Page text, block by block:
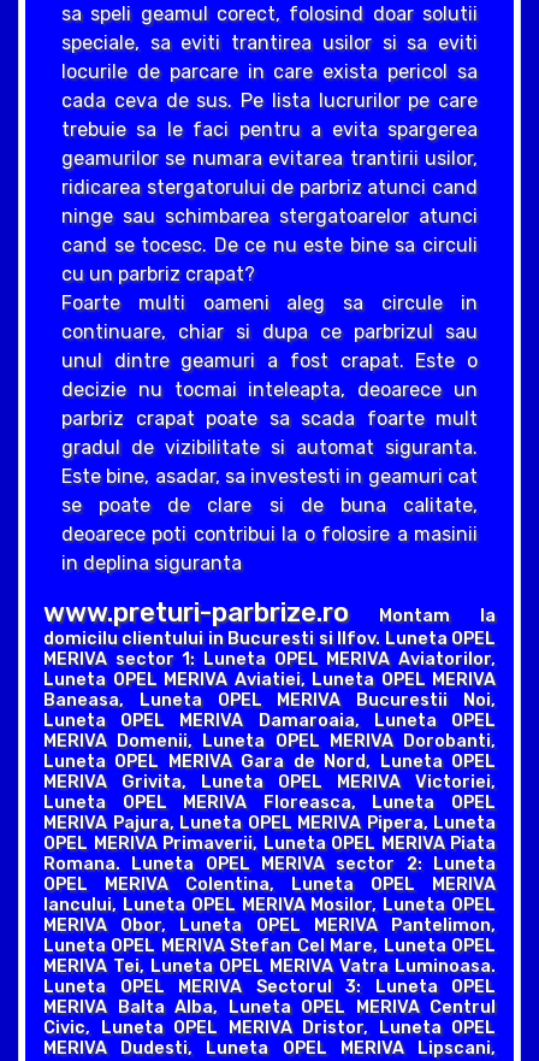
sa speli geamul corect, folosind doar solutii
speciale, sa eviti trantirea usilor si sa eviti
locurile de parcare in care exista pericol sa
cada ceva de sus. Pe lista lucrurilor pe care
trebuie sa le faci pentru a evita spargerea
geamurilor se numara evitarea trantirii usilor,
ridicarea stergatorului de parbriz atunci cand
ninge sau schimbarea stergatoarelor atunci
cand se tocesc. De ce nu este bine sa circuli
cu un parbriz crapat?
Foarte multi oameni aleg sa circule in
continuare, chiar si dupa ce parbrizul sau
unul dintre geamuri a fost crapat. Este o
decizie nu tocmai inteleapta, deoarece un
parbriz crapat poate sa scada foarte mult
gradul de vizibilitate si automat siguranta.
Este bine, asadar, sa investesti in geamuri cat
se poate de clare si de buna calitate,
deoarece poti contribui la o folosire a masinii
in deplina siguranta
www.preturi-parbrize.roMontam la
domicilu clientului in Bucuresti si Ilfov. Luneta OPEL
MERIVA sector 1: Luneta OPEL MERIVA Aviatorilor,
Luneta OPEL MERIVA Aviatiei, Luneta OPEL MERIVA
Baneasa, Luneta OPEL MERIVA Bucurestii Noi,
Luneta OPEL MERIVA Damaroaia, Luneta OPEL
MERIVA Domenii, Luneta OPEL MERIVA Dorobanti,
Luneta OPEL MERIVA Gara de Nord, Luneta OPEL
MERIVA Grivita, Luneta OPEL MERIVA Victoriei,
Luneta OPEL MERIVA Floreasca, Luneta OPEL
MERIVA Pajura, Luneta OPEL MERIVA Pipera, Luneta
OPEL MERIVA Primaverii, Luneta OPEL MERIVA Piata
Romana. Luneta OPEL MERIVA sector 2: Luneta
OPEL MERIVA Colentina, Luneta OPEL MERIVA
Iancului, Luneta OPEL MERIVA Mosilor, Luneta OPEL
MERIVA Obor, Luneta OPEL MERIVA Pantelimon,
Luneta OPEL MERIVA Stefan Cel Mare, Luneta OPEL
MERIVA Tei, Luneta OPEL MERIVA Vatra Luminoasa.
Luneta OPEL MERIVA Sectorul 3: Luneta OPEL
MERIVA Balta Alba, Luneta OPEL MERIVA Centrul
Civic, Luneta OPEL MERIVA Dristor, Luneta OPEL
MERIVA Dudesti, Luneta OPEL MERIVA Lipscani,